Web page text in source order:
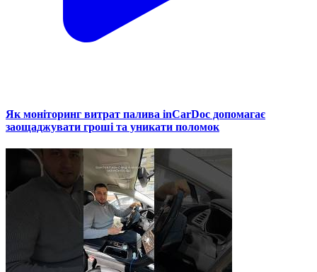
Як моніторинг витрат палива inCarDoc допомагає
заощаджувати гроші та уникати поломок